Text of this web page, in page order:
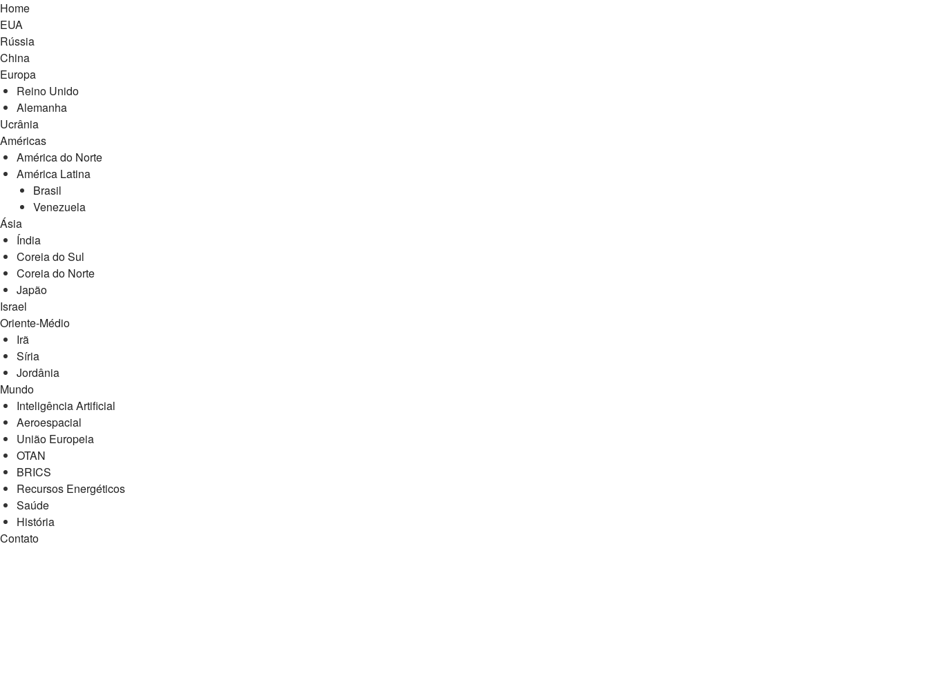
Home
EUA
Rússia
China
Europa
Reino Unido
Alemanha
Ucrânia
Américas
América do Norte
América Latina
Brasil
Venezuela
Ásia
Índia
Coreia do Sul
Coreia do Norte
Japão
Israel
Oriente-Médio
Irã
Síria
Jordânia
Mundo
Inteligência Artificial
Aeroespacial
União Europeia
OTAN
BRICS
Recursos Energéticos
Saúde
História
Contato